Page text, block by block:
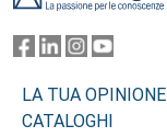
LA TUA OPINIONE
CATALOGHI